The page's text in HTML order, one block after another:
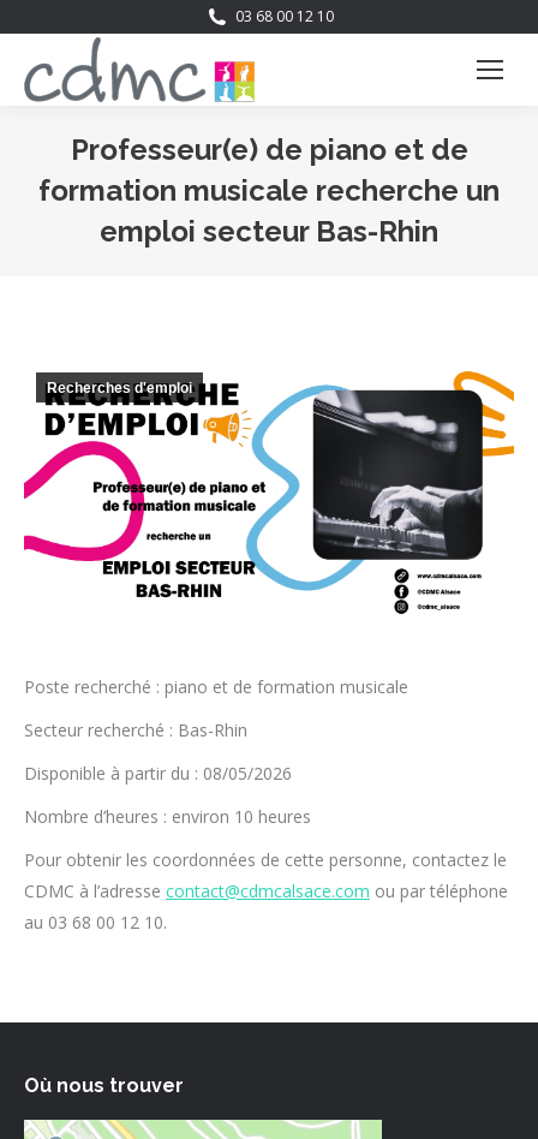
03 68 00 12 10
Professeur(e) de piano et de
formation musicale recherche un
emploi secteur Bas-Rhin
Recherches d'emploi
Poste recherché : piano et de formation musicale
Secteur recherché : Bas-Rhin
Disponible à partir du : 08/05/2026
Nombre d’heures : environ 10 heures
Pour obtenir les coordonnées de cette personne, contactez le
CDMC à l’adresse contact@cdmcalsace.com ou par téléphone
au 03 68 00 12 10.
Où nous trouver